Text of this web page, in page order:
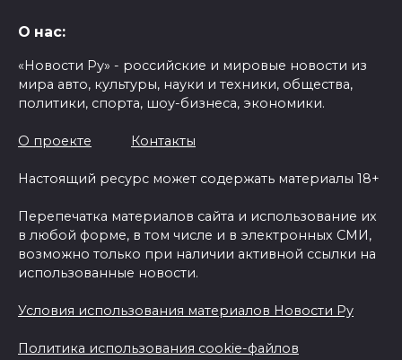
О нас:
«Новости Ру» - российские и мировые новости из
мира авто, культуры, науки и техники, общества,
политики, спорта, шоу-бизнеса, экономики.
О проекте Контакты
Настоящий ресурс может содержать материалы 18+
Перепечатка материалов сайта и использование их
в любой форме, в том числе и в электронных СМИ,
возможно только при наличии активной ссылки на
использованные новости.
Условия использования материалов Новости Ру
Политика использования cookie-файлов